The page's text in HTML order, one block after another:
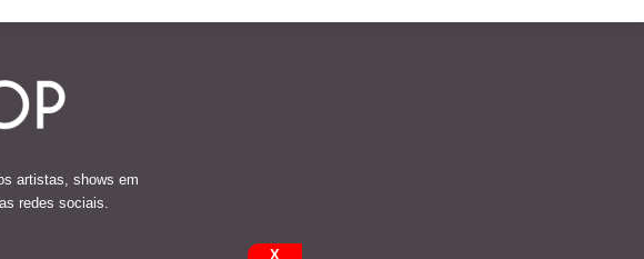
artistas, shows em
redes sociais.
X